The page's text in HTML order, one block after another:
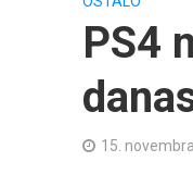
PS4
15.